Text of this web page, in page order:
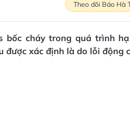
Theo dõi Báo Hà
bốc cháy trong quá trình
được xác định là do lỗi động